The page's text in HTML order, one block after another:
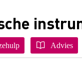
Advies